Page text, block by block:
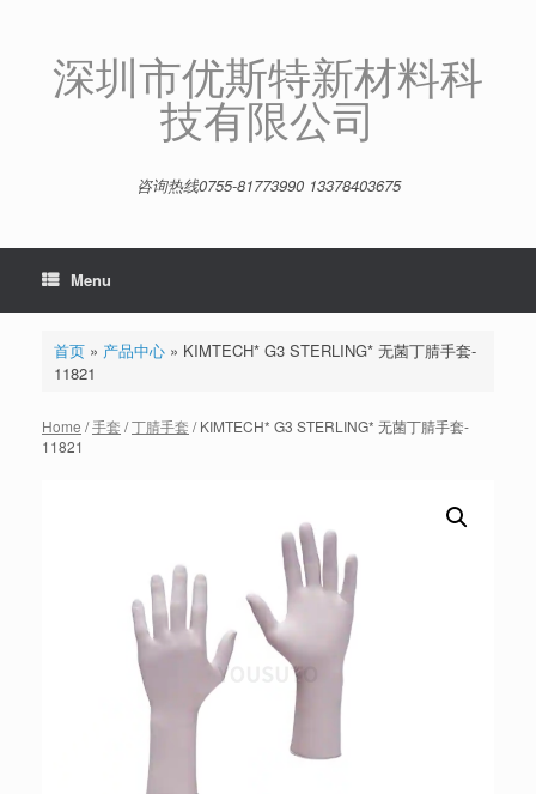
深圳市优斯特新材料科
技有限公司
咨询热线0755-81773990 13378403675
Menu
首页» 产品中心» KIMTECH* G3 STERLING* 无菌丁腈手套-
11821
Home /手套 /丁腈手套 / KIMTECH* G3 STERLING* 无菌丁腈手套-
11821